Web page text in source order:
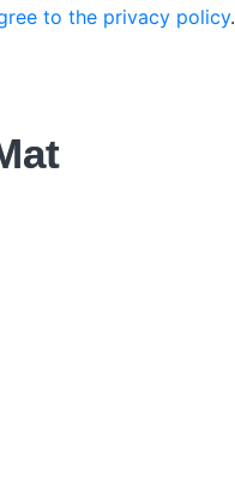
to the privacy policy.